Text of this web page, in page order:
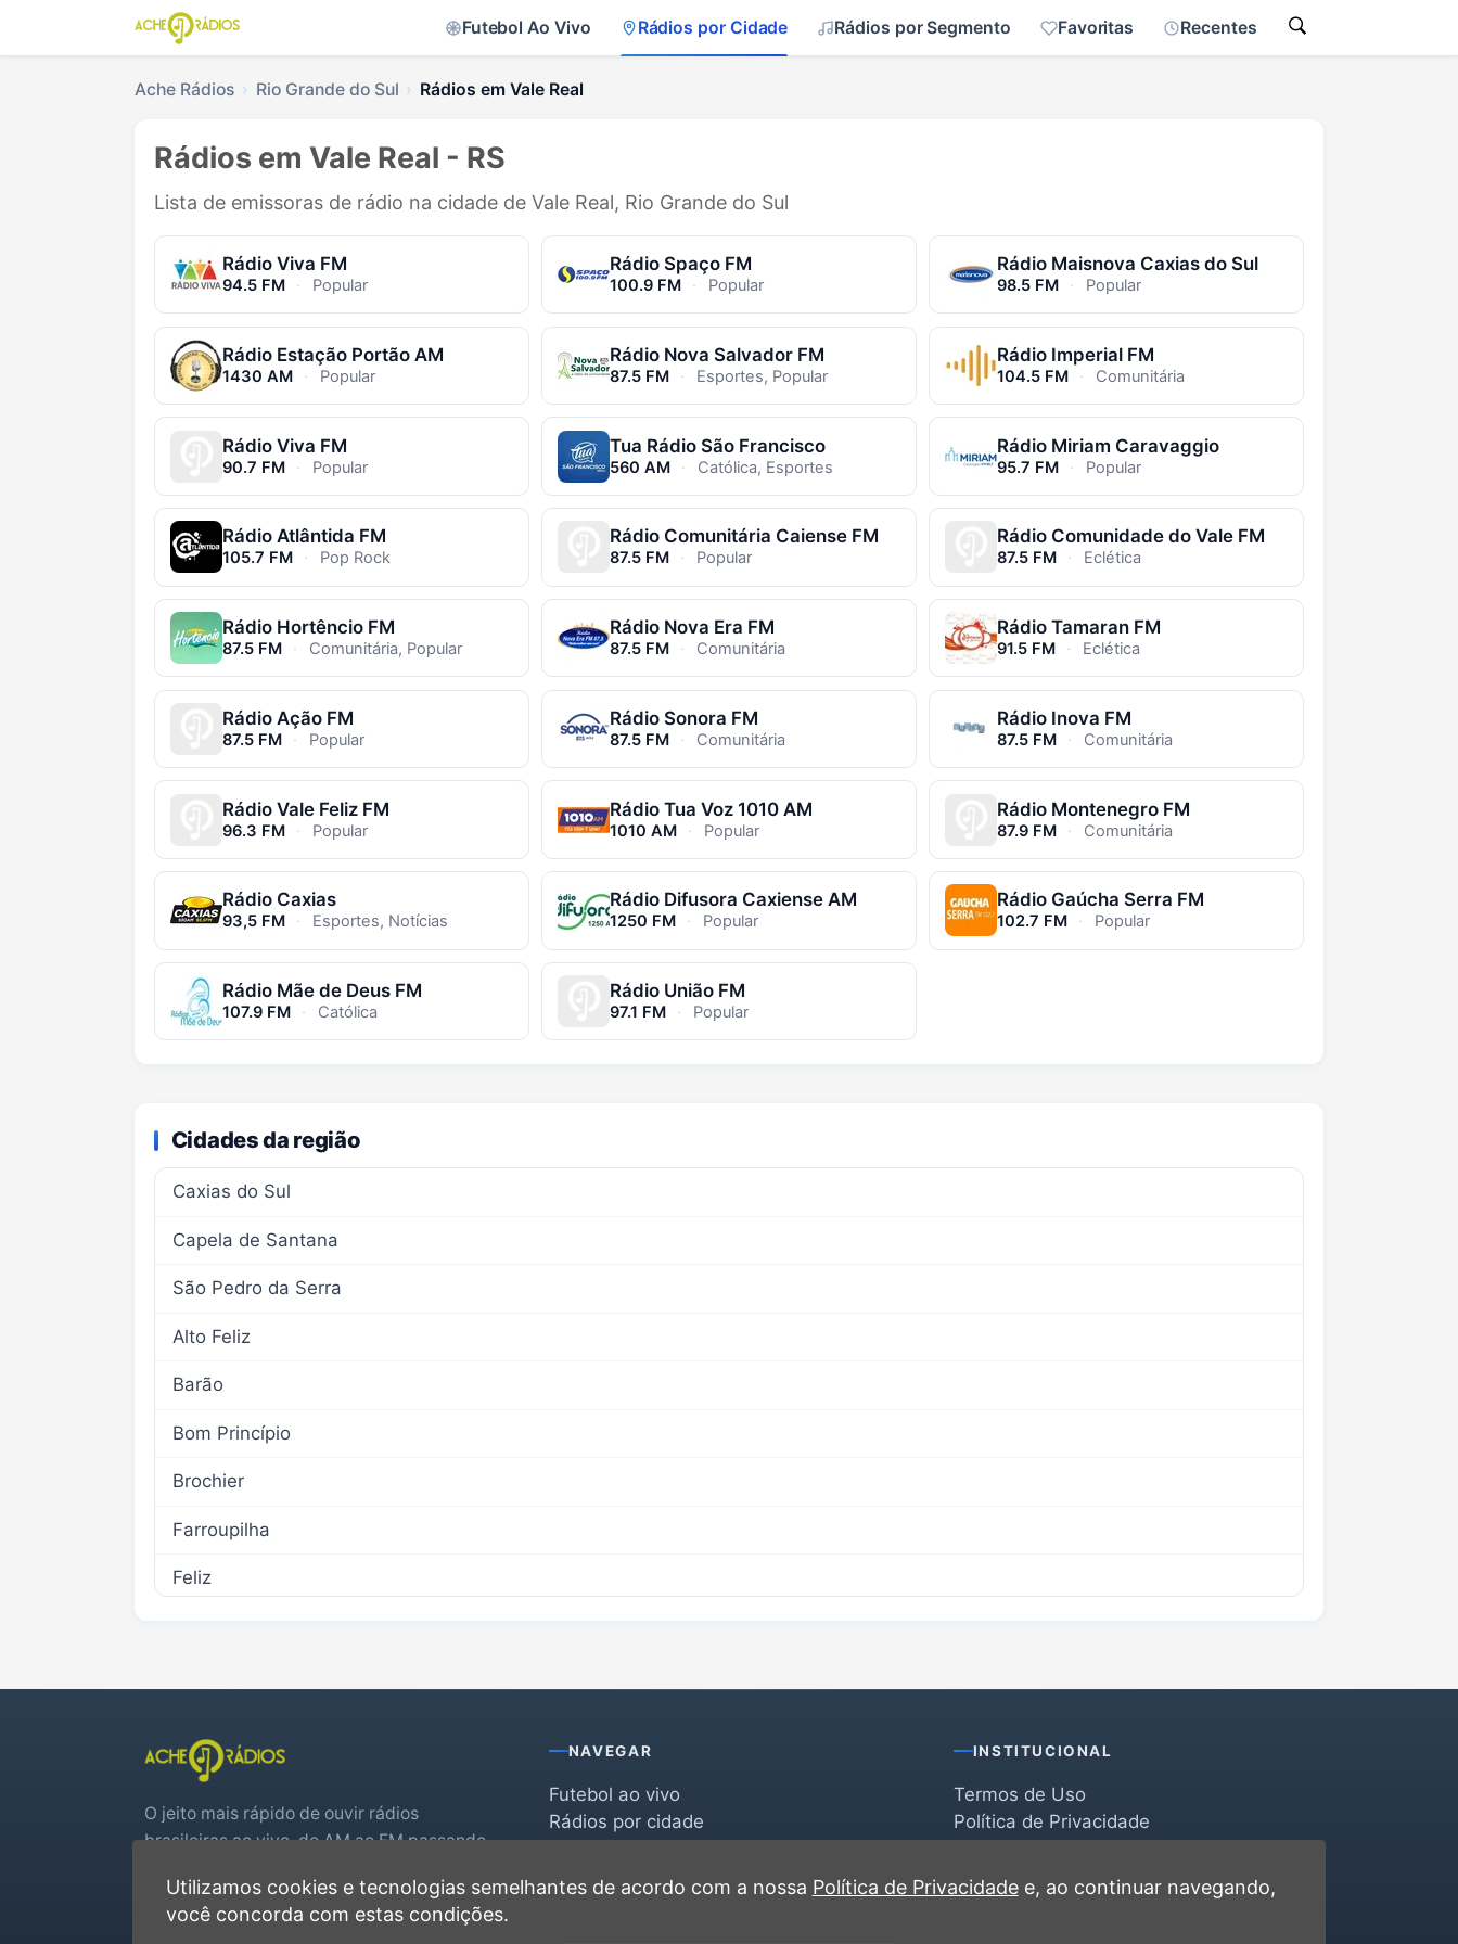
Futebol Ao Vivo Rádios por Cidade Rádios por Segmento Favoritas Recentes
Ache Rádios Rio Grande do Sul Rádios em Vale Real
Rádios em Vale Real - RS
Lista de emissoras de rádio na cidade de Vale Real, Rio Grande do Sul
Rádio Viva FM
94.5 FM · Popular
Rádio Spaço FM
100.9 FM · Popular
Rádio Maisnova Caxias do Sul
98.5 FM · Popular
Rádio Estação Portão AM
1430 AM · Popular
Rádio Nova Salvador FM
87.5 FM · Esportes, Popular
Rádio Imperial FM
104.5 FM · Comunitária
Rádio Viva FM
90.7 FM · Popular
Tua Rádio São Francisco
560 AM · Católica, Esportes
Rádio Miriam Caravaggio
95.7 FM · Popular
Rádio Atlântida FM
105.7 FM · Pop Rock
Rádio Comunitária Caiense FM
87.5 FM · Popular
Rádio Comunidade do Vale FM
87.5 FM · Eclética
Rádio Hortêncio FM
87.5 FM · Comunitária, Popular
Rádio Nova Era FM
87.5 FM · Comunitária
Rádio Tamaran FM
91.5 FM · Eclética
Rádio Ação FM
87.5 FM · Popular
Rádio Sonora FM
87.5 FM · Comunitária
Rádio Inova FM
87.5 FM · Comunitária
Rádio Vale Feliz FM
96.3 FM · Popular
Rádio Tua Voz 1010 AM
1010 AM · Popular
Rádio Montenegro FM
87.9 FM · Comunitária
Rádio Caxias
93,5 FM · Esportes, Notícias
Rádio Difusora Caxiense AM
1250 FM · Popular
Rádio Gaúcha Serra FM
102.7 FM · Popular
Rádio Mãe de Deus FM
107.9 FM · Católica
Rádio União FM
97.1 FM · Popular
Cidades da região
Caxias do Sul
Capela de Santana
São Pedro da Serra
Alto Feliz
Barão
Bom Princípio
Brochier
Farroupilha
Feliz
Montenegro
Nova Petrópolis
Poço das Antas
O jeito mais rápido de ouvir rádios
brasileiras ao vivo, do AM ao FM passando
real.
NAVEGAR
Futebol ao vivo
Rádios por cidade
Favoritas
INSTITUCIONAL
Termos de Uso
Política de Privacidade
Contato
Utilizamos cookies e tecnologias semelhantes de acordo com a nossa Política de Privacidadee, ao continuar navegando,
você concorda com estas condições.